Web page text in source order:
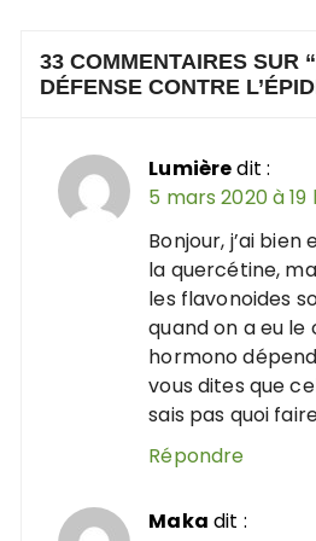
33 COMMENTAIRES SUR “
DÉFENSE CONTRE
Lumièredit :
5 mars 2020 à 19
Bonjour, j’ai
la quercétine,
les flavonoides
quand on a eu le
hormono
vous dites que
sais pas quoi
Répondre
Maka dit :